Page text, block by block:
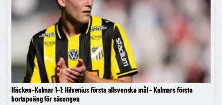
Häcken–Kalmar 1–1: Hilvenius första allsvenska mål – Kalmars första
bortapoäng för säsongen